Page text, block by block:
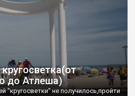
до Атлеша)
"кругосветки" не получилось,пройти